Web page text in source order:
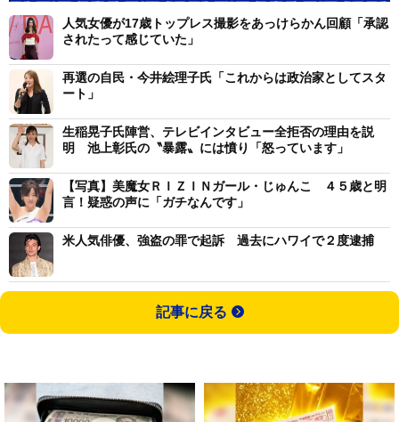
人気女優が17歳トップレス撮影をあっけらかん回顧「承認
されたって感じていた」
再選の自民・今井絵理子氏「これからは政治家としてスタ
ート」
生稲晃子氏陣営、テレビインタビュー全拒否の理由を説
明 池上彰氏の〝暴露〟には憤り「怒っています」
【写真】美魔女ＲＩＺＩＮガール・じゅんこ ４５歳と明
言！疑惑の声に「ガチなんです」
米人気俳優、強盗の罪で起訴 過去にハワイで２度逮捕
記事に戻る